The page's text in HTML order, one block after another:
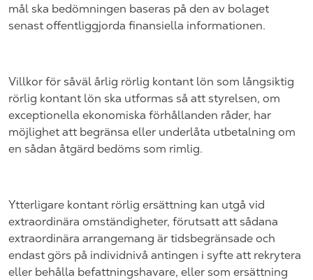
mål ska bedömningen baseras på den av bolaget
senast offentliggjorda finansiella informationen.
Villkor för såväl årlig rörlig kontant lön som långsiktig
rörlig kontant lön ska utformas så att styrelsen, om
exceptionella ekonomiska förhållanden råder, har
möjlighet att begränsa eller underlåta utbetalning om
en sådan åtgärd bedöms som rimlig.
Ytterligare kontant rörlig ersättning kan utgå vid
extraordinära omständigheter, förutsatt att sådana
extraordinära arrangemang är tidsbegränsade och
endast görs på individnivå antingen i syfte att rekrytera
eller behålla befattningshavare, eller som ersättning